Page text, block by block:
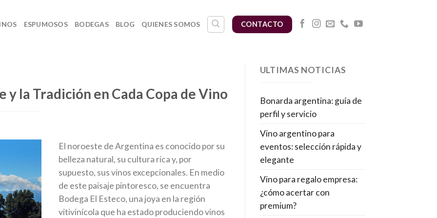
ESPUMOSOS BODEGAS BLOG QUIENES SOMOS CONTACTO
y la Tradición en Cada Copa de Vino
El noroeste de Argentina es conocido por su
belleza natural, su cultura rica y, por
supuesto, sus vinos excepcionales. En medio
de este paisaje pintoresco, se encuentra
Bodega El Esteco, una joya en la región
vitivinícola que ha estado produciendo vinos
ULTIMAS NOTICIAS
Bonarda argentina: guía de
perfil y servicio
Vino argentino para
eventos: selección rápida y
elegante
Vino para regalo empresa:
¿cómo acertar con
premium?